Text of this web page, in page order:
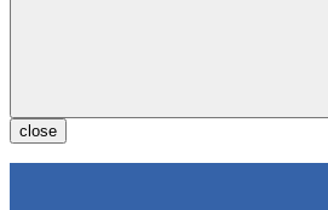
close